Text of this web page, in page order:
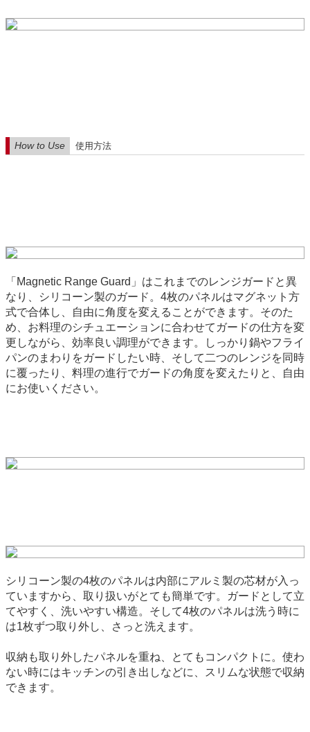
How to Use 使用方法
「Magnetic Range Guard」はこれまでのレンジガードと異
なり、シリコーン製のガード。4枚のパネルはマグネット方
式で合体し、自由に角度を変えることができます。そのた
め、お料理のシチュエーションに合わせてガードの仕方を変
更しながら、効率良い調理ができます。しっかり鍋やフライ
パンのまわりをガードしたい時、そして二つのレンジを同時
に覆ったり、料理の進行でガードの角度を変えたりと、自由
にお使いください。
シリコーン製の4枚のパネルは内部にアルミ製の芯材が入っ
ていますから、取り扱いがとても簡単です。ガードとして立
てやすく、洗いやすい構造。そして4枚のパネルは洗う時に
は1枚ずつ取り外し、さっと洗えます。
収納も取り外したパネルを重ね、とてもコンパクトに。使わ
ない時にはキッチンの引き出しなどに、スリムな状態で収納
できます。